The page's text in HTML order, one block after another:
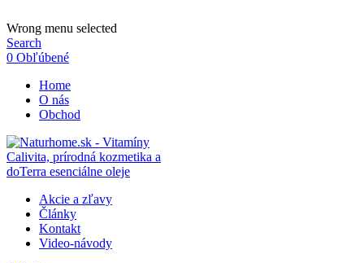
Wrong menu selected
Search
0 Obľúbené
Home
O nás
Obchod
Akcie a zľavy
Články
Kontakt
Video-návody